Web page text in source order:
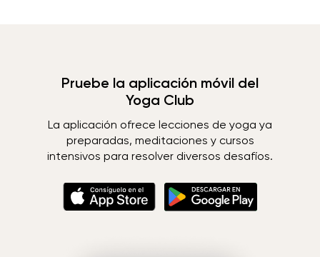
Pruebe la aplicación móvil del
Yoga Club
La aplicación ofrece lecciones de yoga ya
preparadas, meditaciones y cursos
intensivos para resolver diversos desafíos.